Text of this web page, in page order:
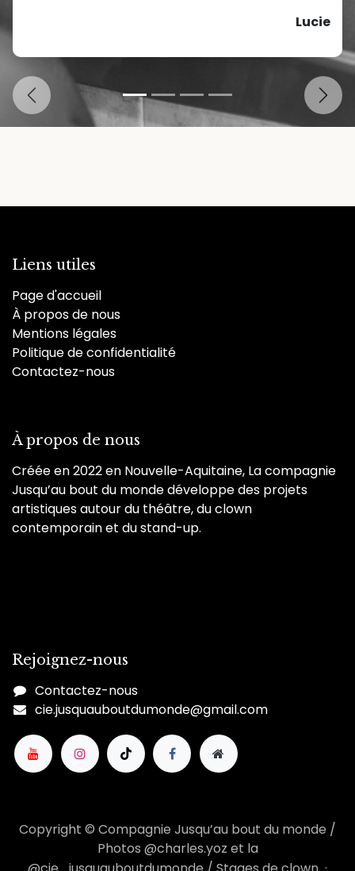
Lucie
Précédent
Liens utiles
Page d'accueil
À propos de nous
Mentions légales
Politique de confidentialité
Contactez-nous
À propos de nous
Créée en 2022 en Nouvelle-Aquitaine, La compagnie
Jusqu’au bout du monde développe des projets
artistiques autour du théâtre, du clown
contemporain et du stand-up.
Rejoignez-nous
Contactez-nous
cie.jusquauboutdumonde@gmail.com
Copyright © Compagnie Jusqu’au bout du monde /
Photos @charles.yoz et la